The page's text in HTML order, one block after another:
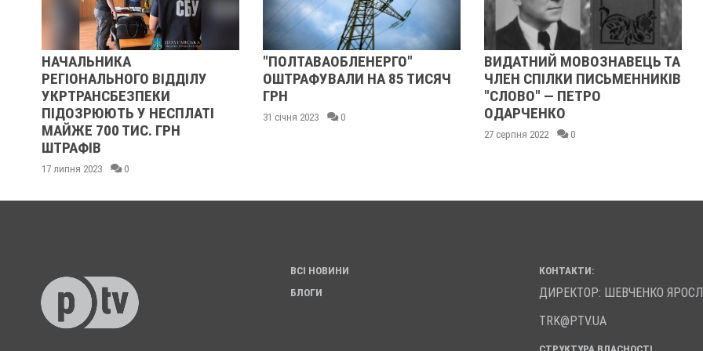
"ПОЛТАВАОБЛЕНЕРГО"
ОШТРАФУВАЛИ НА 85 ТИСЯЧ
ГРН
31 січня 2023 0
ВИДАТНИЙ МОВОЗНАВЕЦЬ ТА
ЧЛЕН СПІЛКИ ПИСЬМЕННИКІВ
ОДАРЧЕНКО
ШЛЯХ СЕРГІЯ ПАВЛОВИЧА
ШЕЛУХІНА ДО ПОСАДИ
ГЕНЕРАЛЬНОГО СУДДІ УНР
ВІРНІСТЬ УКРАЇНСЬКІЙ
ДЕРЖАВНОСТІ
ВСІ НОВИНИ
БЛОГИ
КОНТАКТИ:
ДИРЕКТОР: ШЕВЧЕНКО
TRK@PTV.UA